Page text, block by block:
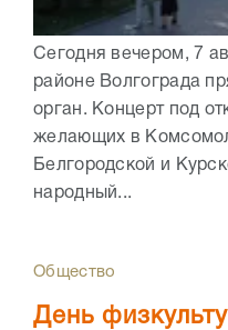
Сегодня вечером, 7
районе Волгограда
орган. Концерт под
желающих в
Белгородской и
народный...
Общество
День